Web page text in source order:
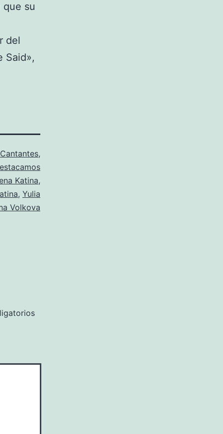
su
del
Said»,
Cantantes,
Katina,
, Yulia
Volkova